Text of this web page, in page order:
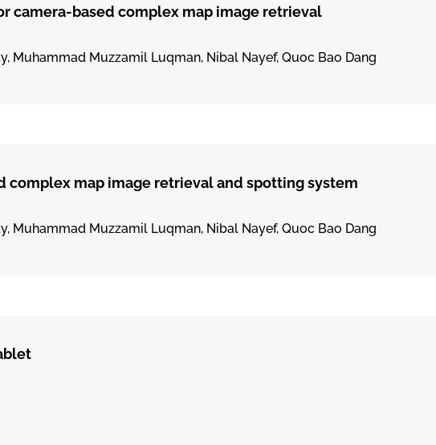
camera-based complex map image retrieval
Muhammad Muzzamil Luqman, Nibal Nayef, Quoc Bao Dang
complex map image retrieval and spotting system
Muhammad Muzzamil Luqman, Nibal Nayef, Quoc Bao Dang